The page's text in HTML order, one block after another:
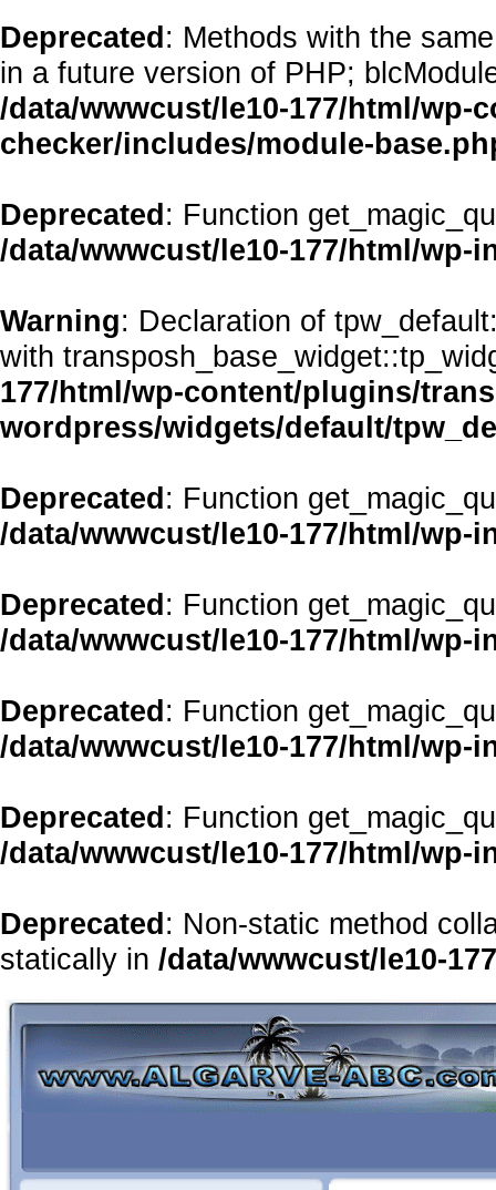
Deprecated: Methods with the
in a future version of PHP;
/data/wwwcust/le10-177/html/
checker/includes/module-
Deprecated: Function
/data/wwwcust/le10-177/html/
Warning: Declaration of
with
177/html/wp-content/plugins/
wordpress/widgets/default/
Deprecated: Function
/data/wwwcust/le10-177/html/
Deprecated: Function
/data/wwwcust/le10-177/html/
Deprecated: Function
/data/wwwcust/le10-177/html/
Deprecated: Function
/data/wwwcust/le10-177/html/
Deprecated: Non-static method
statically in /data/wwwcust/le10-